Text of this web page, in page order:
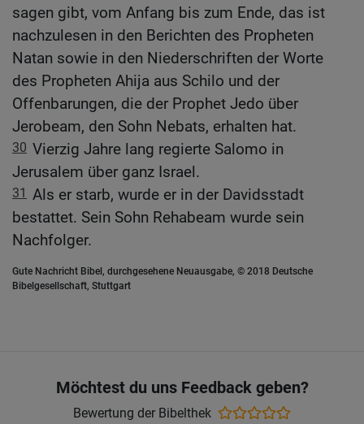
sagen gibt, vom Anfang bis zum Ende, das ist
nachzulesen in den Berichten des Propheten
Natan sowie in den Niederschriften der Worte
des Propheten Ahija aus Schilo und der
Offenbarungen, die der Prophet Jedo über
Jerobeam, den Sohn Nebats, erhalten hat.
30 Vierzig Jahre lang regierte Salomo in
Jerusalem über ganz Israel.
31 Als er starb, wurde er in der Davidsstadt
bestattet. Sein Sohn Rehabeam wurde sein
Nachfolger.
Gute Nachricht Bibel, durchgesehene Neuausgabe, © 2018 Deutsche
Bibelgesellschaft, Stuttgart
Möchtest du uns Feedback geben?
Bewertung der Bibelthek